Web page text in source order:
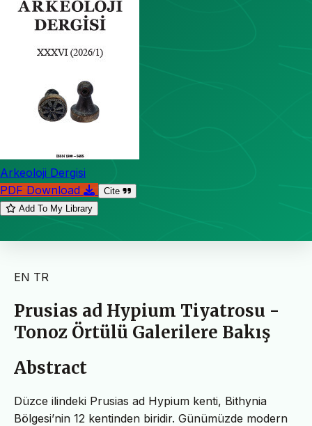
Arkeoloji Dergisi
PDF Download
Cite
Add To My Library
EN TR
Prusias ad Hypium Tiyatrosu -
Tonoz Örtülü Galerilere Bakış
Abstract
Düzce ilindeki Prusias ad Hypium kenti, Bithynia
Bölgesi’nin 12 kentinden biridir. Günümüzde modern